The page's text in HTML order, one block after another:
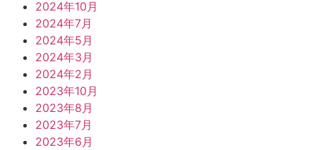
2024年10月
2024年7月
2024年5月
2024年3月
2024年2月
2023年10月
2023年8月
2023年7月
2023年6月